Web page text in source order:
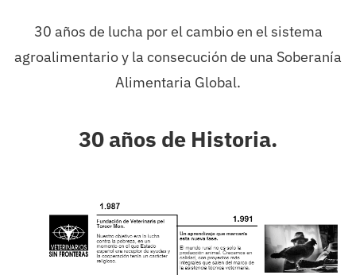
30 años de lucha por el cambio en el sistema
agroalimentario y la consecución de una Soberanía
Alimentaria Global.
30 años de Historia.